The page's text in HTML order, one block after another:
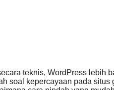
teknis, WordPress lebih
soal kepercayaan pada